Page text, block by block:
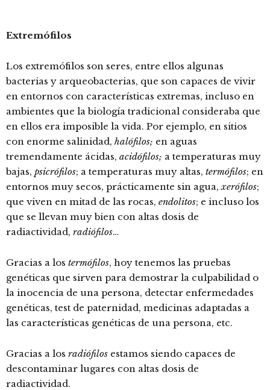
Extremófilos
Los extremófilos son seres, entre ellos algunas
bacterias y arqueobacterias, que son capaces de vivir
en entornos con características extremas, incluso en
ambientes que la biología tradicional consideraba que
en ellos era imposible la vida. Por ejemplo, en sitios
con enorme salinidad, halófilos; en aguas
tremendamente ácidas, acidófilos; a temperaturas muy
bajas, psicrófilos; a temperaturas muy altas, termófilos; en
entornos muy secos, prácticamente sin agua,xerófilos;
que viven en mitad de las rocas, endolitos; e incluso los
que se llevan muy bien con altas dosis de
radiactividad, radiófilos…
Gracias a los termófilos, hoy tenemos las pruebas
genéticas que sirven para demostrar la culpabilidad o
la inocencia de una persona, detectar enfermedades
genéticas, test de paternidad, medicinas adaptadas a
las características genéticas de una persona, etc.
Gracias a los radiófilos estamos siendo capaces de
descontaminar lugares con altas dosis de
radiactividad.